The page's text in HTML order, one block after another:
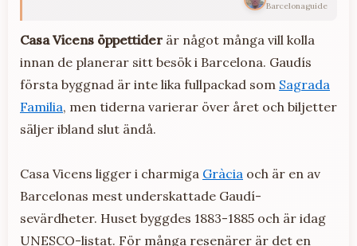
Barcelonaguide
Casa Vicens öppettider är något många vill kolla
innan de planerar sitt besök i Barcelona. Gaudís
första byggnad är inte lika fullpackad som Sagrada
Familia, men tiderna varierar över året och biljetter
säljer ibland slut ändå.
Casa Vicens ligger i charmiga Gràcia och är en av
Barcelonas mest underskattade Gaudí-
sevärdheter. Huset byggdes 1883-1885 och är idag
UNESCO-listat. För många resenärer är det en